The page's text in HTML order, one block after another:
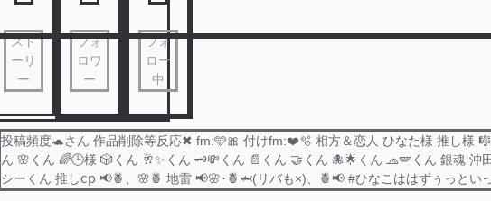
スト
ーリ
ー
フォ
ロワ
ー
フォ
ロー
中
投稿頻度🐢さん 作品削除等反応✖︎ fm:🩵🎀 付けfm:❤️🫧‪ 相方＆恋人 ひなた様 推し様
ん 🌸くん 🌈🕒様 🎲くん 🥂✨くん 🗝‪💸くん 📄くん 🤝くん 🐙🌟くん 🧢🪽くん 銀魂 沖
シーくん 推し𝖼𝗉 📢🍍、🌸🍍 地雷 📢🌸･🍍🦈(リバも×)、🍍📢 #ひなこははずぅっとい